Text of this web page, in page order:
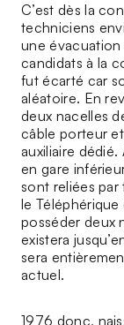
C’est dès la
techniciens
une évacuation
candidats à la
fut écarté car
aléatoire. En
deux nacelles
câble porteur
auxiliaire
en gare
sont reliées
le
posséder deux
existera
sera
actuel.
1976 donc,